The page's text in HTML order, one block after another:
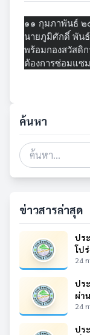
๑๑ กุมภาพันธ์
นายภูมิศักดิ์ พัน
พร้อมกองสวัสดิ
ต้องการซ่อมแซ
ค้นหา
ข่าวสารล่าสุด
ปร
โป
24
ปร
ผ่า
24
ปร